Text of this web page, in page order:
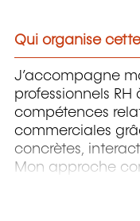
Qui organise
J’accompagne
professionnels RH
compétences
commerciales
concrètes,
Mon approche